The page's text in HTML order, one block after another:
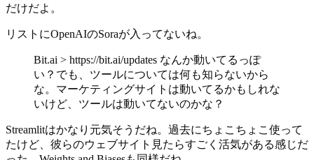
だけだよ。
リストにOpenAIのSoraが入ってないね。
Bit.ai > https://bit.ai/updates なんか動いてるっぽ
い？でも、ツールについては何も知らないから
な。マーケティングサイトは動いてるかもしれな
いけど、ツールは動いてないのかな？
Streamlitはかなり元気そうだね。過去にちょこちょこ使って
たけど、彼らのウェブサイト見たらすごく活気がある感じだ